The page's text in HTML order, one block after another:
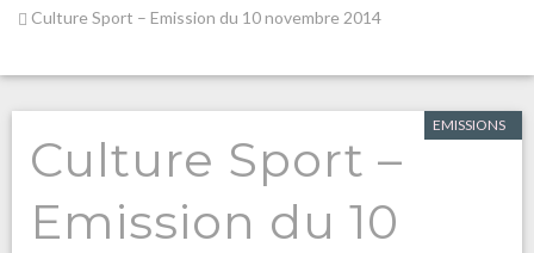
Culture Sport – Emission du 10 novembre 2014
EMISSIONS
Culture Sport –
Emission du 10